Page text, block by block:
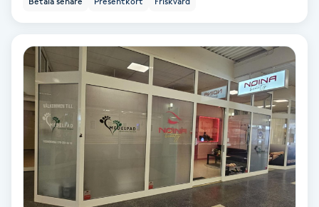
Senioryoga
Shiatsu
Singelfransar
Sjukgymnastik